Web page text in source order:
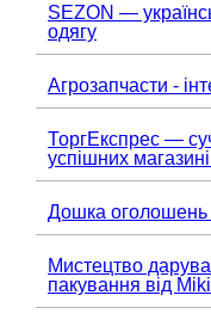
SEZON —
одягу
Агрозапчасти -
ТоргЕкспрес —
успішних
Дошка оголошень
Мистецтво
пакування від